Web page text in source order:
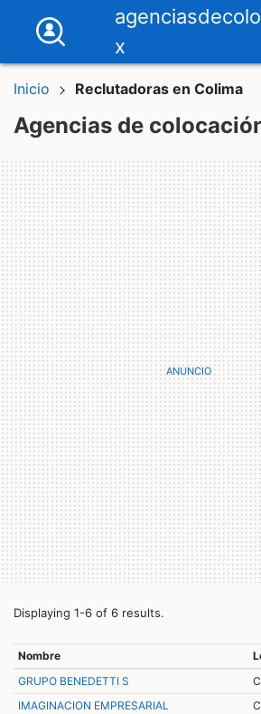
x
Inicio Reclutadoras en Colima
Agencias de
Displaying 1-6 of 6 results.
Nombre
GRUPO BENEDETTI S
IMAGINACION EMPRESARIAL